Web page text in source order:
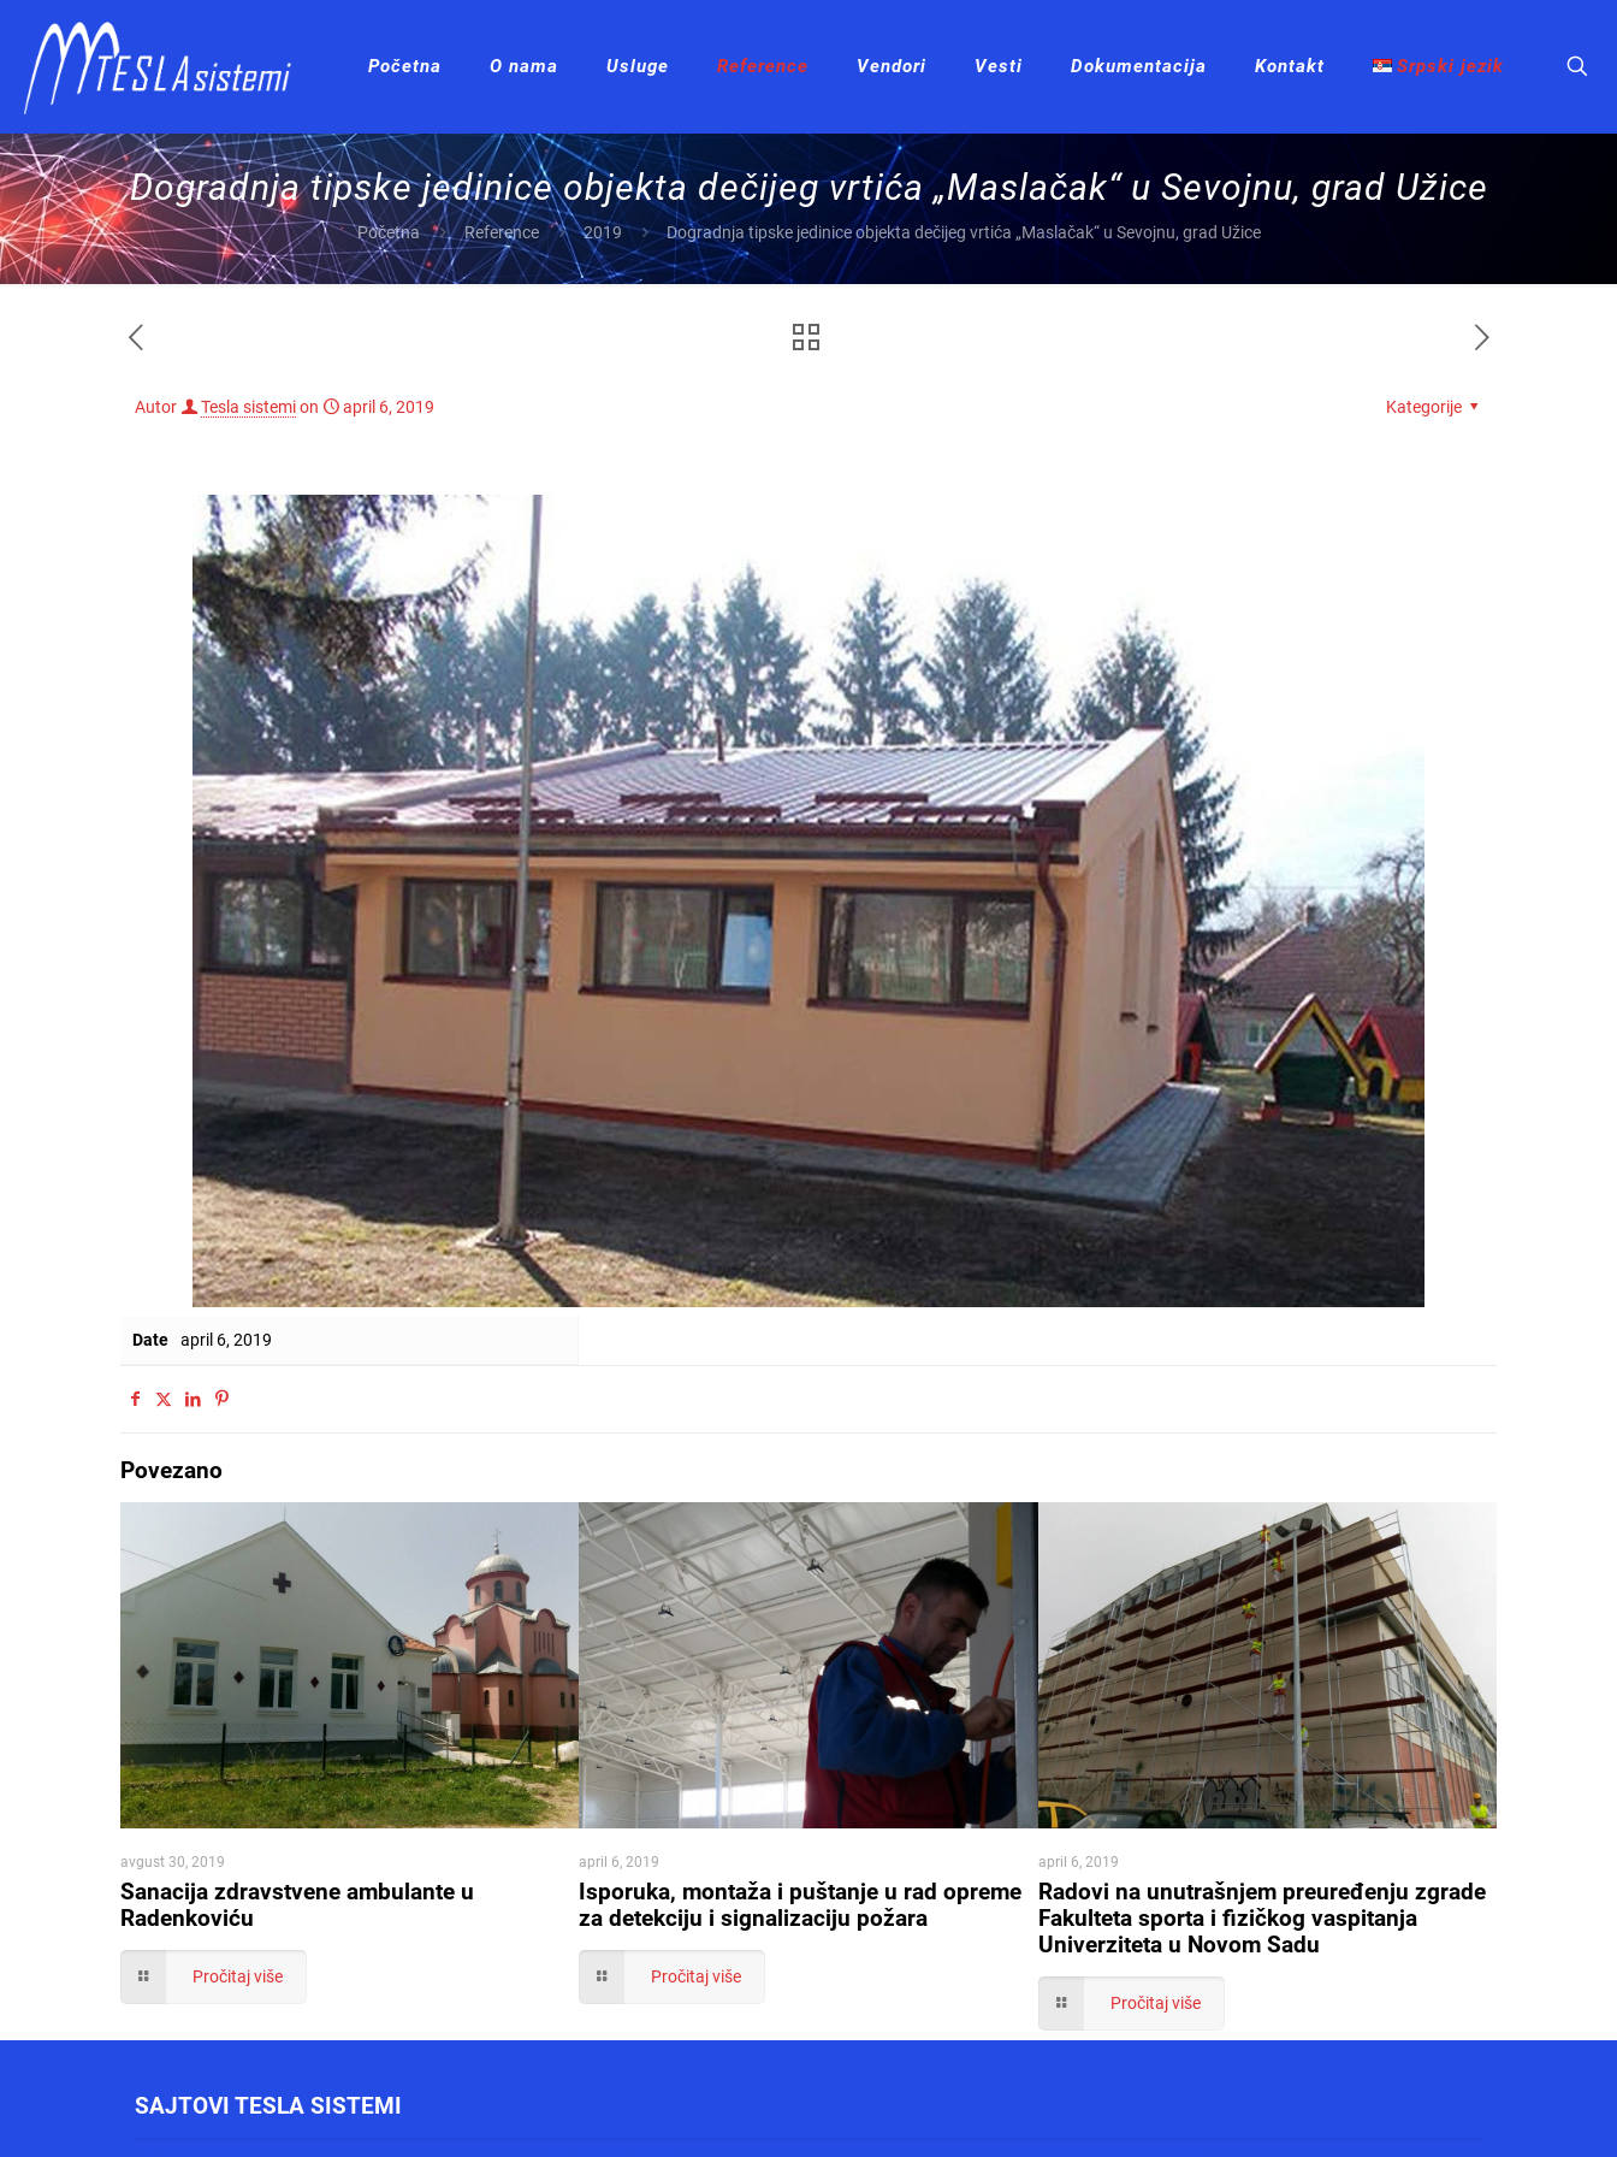
Početna O nama Usluge Reference Vendori Vesti Dokumentacija Kontakt Srpski jezik
Dogradnja tipske jedinice objekta dečijeg vrtića „Maslačak“ u Sevojnu, grad Užice
Početna Reference 2019 Dogradnja tipske jedinice objekta dečijeg vrtića „Maslačak“ u Sevojnu, grad Užice
Autor Tesla sistemion april 6, 2019 Kategorije
Date april 6, 2019
Povezano
avgust 30, 2019
Sanacija zdravstvene ambulante u
Radenkoviću
Pročitaj više
april 6, 2019
Isporuka, montaža i puštanje u rad opreme
za detekciju i signalizaciju požara
Pročitaj više
april 6, 2019
Radovi na unutrašnjem preuređenju zgrade
Fakulteta sporta i fizičkog vaspitanja
Univerziteta u Novom Sadu
Pročitaj više
SAJTOVI TESLA SISTEMI